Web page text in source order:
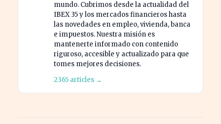
mundo. Cubrimos desde la actualidad del
IBEX 35 y los mercados financieros hasta
las novedades en empleo, vivienda, banca
e impuestos. Nuestra misión es
mantenerte informado con contenido
riguroso, accesible y actualizado para que
tomes mejores decisiones.
2365 articles →